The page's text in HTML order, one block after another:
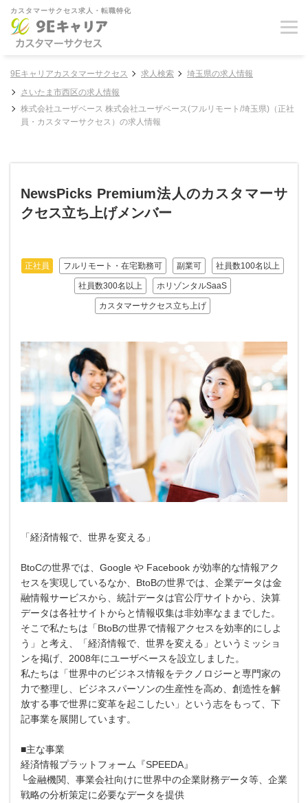
カスタマーサクセス求人・転職特化
9Eキャリアカスタマーサクセス 求人検索
埼玉県の求人情報
さいたま市西区の求人情報
株式会社ユーザベース 株式会社ユーザベース(フルリモート/埼玉県)（正社
員・カスタマーサクセス）の求人情報
NewsPicks Premium法人のカスタマーサ
クセス立ち上げメンバー
正社員 フルリモート・在宅勤務可 副業可 社員数100名以上
社員数300名以上 ホリゾンタルSaaS
カスタマーサクセス立ち上げ
「経済情報で、世界を変える」
BtoCの世界では、Google や Facebook が効率的な情報アク
セスを実現しているなか、BtoBの世界では、企業データは金
融情報サービスから、統計データは官公庁サイトから、決算
データは各社サイトからと情報収集は非効率なままでした。
そこで私たちは「BtoBの世界で情報アクセスを効率的にしよ
う」と考え、「経済情報で、世界を変える」というミッショ
ンを掲げ、2008年にユーザベースを設立しました。
私たちは「世界中のビジネス情報をテクノロジーと専門家の
力で整理し、ビジネスパーソンの生産性を高め、創造性を解
放する事で世界に変革を起こしたい」という志をもって、下
記事業を展開しています。
■主な事業
経済情報プラットフォーム『SPEEDA』
└金融機関、事業会社向けに世界中の企業財務データ等、企業
戦略の分析策定に必要なデータを提供